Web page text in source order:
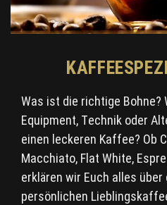
Was ist die richtige Bohne?
Equipment, Technik oder
einen leckeren Kaffee? Ob
Macchiato, Flat White,
erklären wir Euch alles
persönlichen